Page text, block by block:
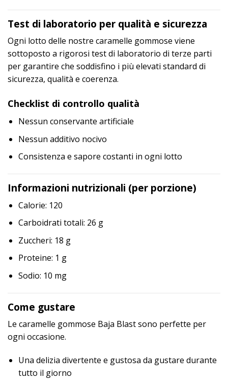
Test di laboratorio per qualità e sicurezza
Ogni lotto delle nostre caramelle gommose viene
sottoposto a rigorosi test di laboratorio di terze parti
per garantire che soddisfino i più elevati standard di
sicurezza, qualità e coerenza.
Checklist di controllo qualità
Nessun conservante artificiale
Nessun additivo nocivo
Consistenza e sapore costanti in ogni lotto
Informazioni nutrizionali (per porzione)
Calorie: 120
Carboidrati totali: 26 g
Zuccheri: 18 g
Proteine: 1 g
Sodio: 10 mg
Come gustare
Le caramelle gommose Baja Blast sono perfette per
ogni occasione.
Una delizia divertente e gustosa da gustare durante
tutto il giorno